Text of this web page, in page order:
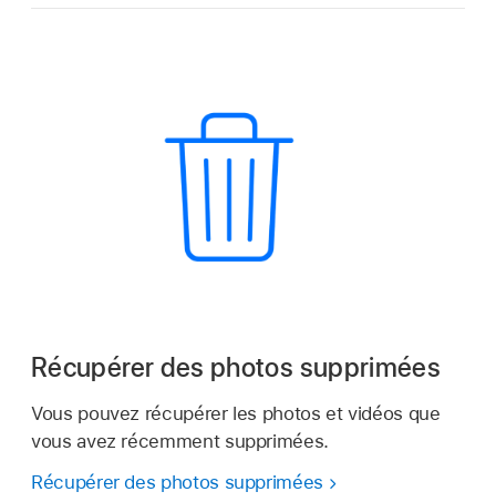
Récupérer des photos supprimées
Vous pouvez récupérer les photos et vidéos que
vous avez récemment supprimées.
Récupérer des photos supprimées